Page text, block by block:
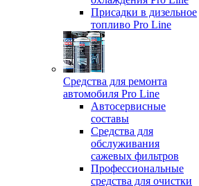
Присадки в дизельное
топливо Pro Line
Средства для ремонта
автомобиля Pro Line
Автосервисные
составы
Средства для
обслуживания
сажевых фильтров
Профессиональные
средства для очистки